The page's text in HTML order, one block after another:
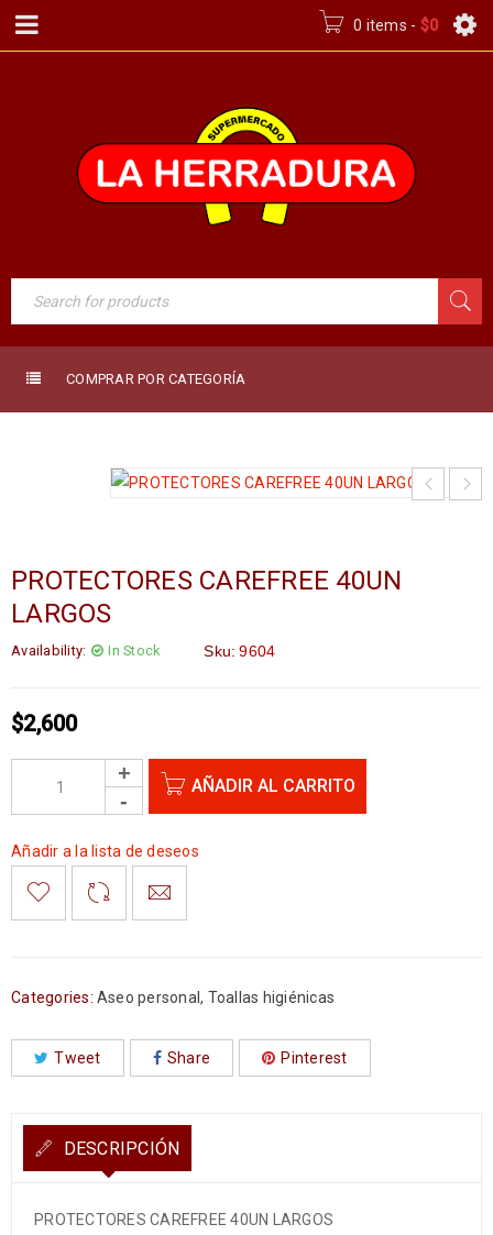
0 items - $0
COMPRAR POR CATEGORÍA
PROTECTORES CAREFREE 40UN
LARGOS
Availability: In Stock Sku: 9604
$2,600
AÑADIR AL CARRITO
Añadir a la lista de deseos
Categories: Aseo personal, Toallas higiénicas
Tweet Share Pinterest
DESCRIPCIÓN
PROTECTORES CAREFREE 40UN LARGOS